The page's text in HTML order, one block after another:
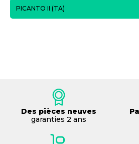
PICANTO II (TA)
Des pièces neuves
garanties 2 ans